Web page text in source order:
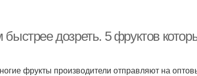
дозреть. 5 фруктов
фрукты производители отправляют на